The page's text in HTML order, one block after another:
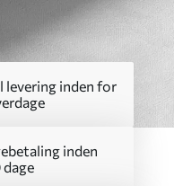
levering inden for
inden